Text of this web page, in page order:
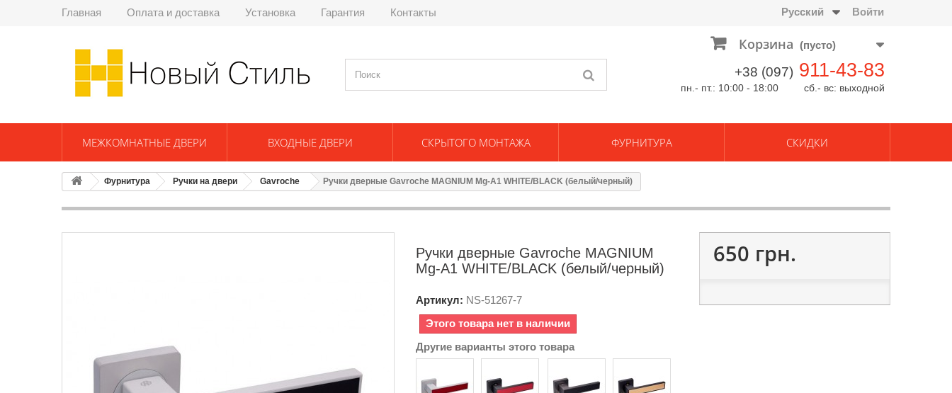
Главная Оплата и доставка Установка Гарантия Контакты Войти
Русский
Корзина (пусто)
+38 (097) 911-43-83
пн.- пт.: 10:00 - 18:00 сб.- вс: выходной
МЕЖКОМНАТНЫЕ ДВЕРИ ВХОДНЫЕ ДВЕРИ СКРЫТОГО МОНТАЖА ФУРНИТУРА СКИДКИ
Фурнитура Ручки на двери Gavroche Ручки дверные Gavroche MAGNIUM Mg-A1 WHITE/BLACK (белый/черный)
Ручки дверные Gavroche MAGNIUM
Mg-A1 WHITE/BLACK (белый/черный)
Артикул: NS-51267-7
Этого товара нет в наличии
Другие варианты этого товара
650 грн.